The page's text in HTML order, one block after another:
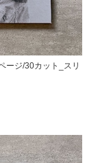
ージ/30カット_スリ